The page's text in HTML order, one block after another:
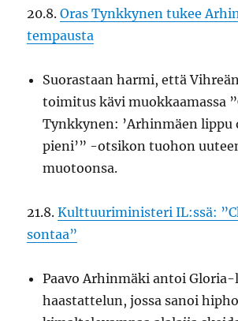
20.8.Oras Tynkkynen tukee
tempausta
Suorastaan harmi, että
toimitus kävi muokkaamassa
Tynkkynen: ’Arhinmäen lippu
pieni’” -otsikon tuohon
muotoonsa.
21.8.Kulttuuriministeri IL:ssä:
sontaa”
Paavo Arhinmäki antoi Gloria-
haastattelun, jossa sanoi